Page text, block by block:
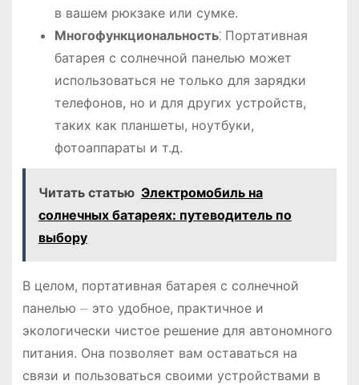
в вашем рюкзаке или сумке.
Многофункциональность⁚ Портативная
батарея с солнечной панелью может
использоваться не только для зарядки
телефонов, но и для других устройств,
таких как планшеты, ноутбуки,
фотоаппараты и т.д.
Читать статью Электромобиль на
солнечных батареях: путеводитель по
выбору
В целом, портативная батарея с солнечной
панелью ⏤ это удобное, практичное и
экологически чистое решение для автономного
питания. Она позволяет вам оставаться на
связи и пользоваться своими устройствами в